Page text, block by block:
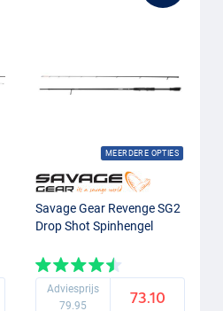
MEERDERE OPTIES
Savage Gear Revenge SG2
Drop Shot Spinhengel
Adviesprijs
79.95
73.10